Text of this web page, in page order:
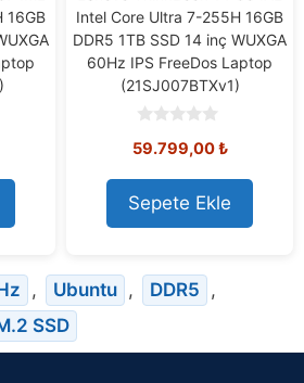
16GB
Intel Core Ultra 7-255H 16GB
DDR5 1TB SSD 14 inç WUXGA
60Hz IPS FreeDos Laptop
(21SJ007BTXv1)
o
t
o
f
5
59.799,00₺
Sepete Ekle
, Ubuntu , DDR5 ,
SSD